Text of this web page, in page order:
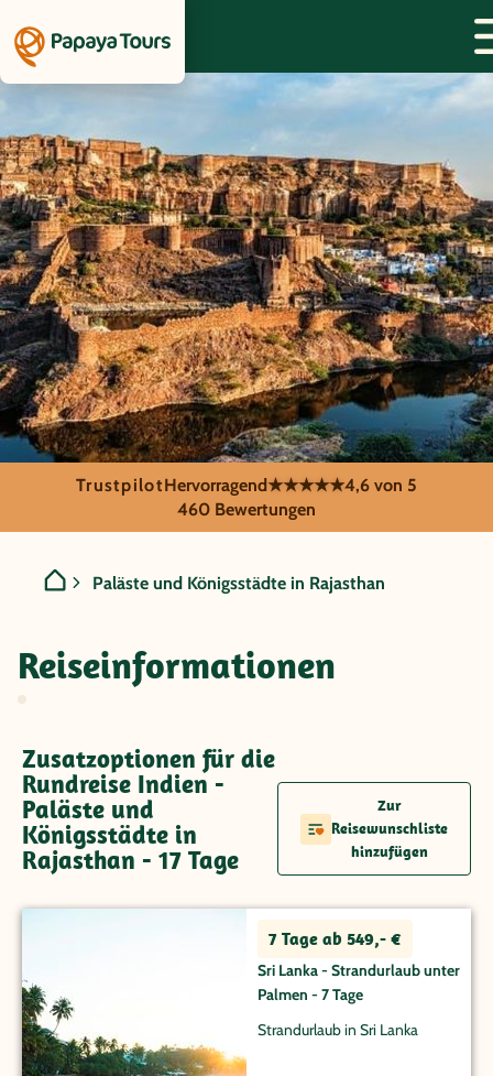
Indien - Paläste und
TrustpilotHervorragend★★★★★4,6 von 5
460 Bewertungen
Paläste und Königsstädte in Rajasthan
Reiseinformationen
Zusatzoptionen für die
Rundreise Indien -
Paläste und
Königsstädte in
Rajasthan - 17 Tage
Zur
Reisewunschliste
hinzufügen
7 Tage ab 549,- €
Sri Lanka - Strandurlaub unter
Palmen - 7 Tage
Strandurlaub in Sri Lanka